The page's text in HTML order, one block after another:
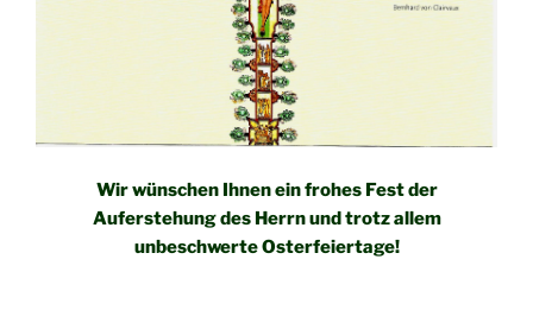
Wir wünschen Ihnen ein frohes Fest der
Auferstehung des Herrn und trotz allem
unbeschwerte Osterfeiertage!